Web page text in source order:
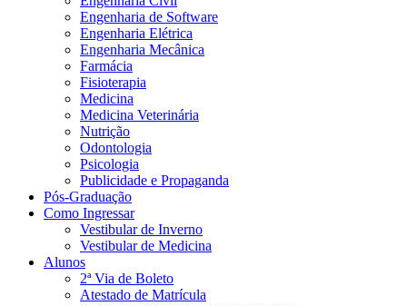
Engenharia de Software
Engenharia Elétrica
Engenharia Mecânica
Farmácia
Fisioterapia
Medicina
Medicina Veterinária
Nutrição
Odontologia
Psicologia
Publicidade e Propaganda
Pós-Graduação
Como Ingressar
Vestibular de Inverno
Vestibular de Medicina
Alunos
2ª Via de Boleto
Atestado de Matrícula